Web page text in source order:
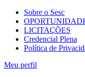
Sobre o Sesc
LICITAÇÕES
Credencial Plena
Política de
Meu perfil